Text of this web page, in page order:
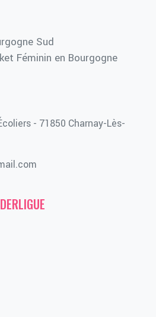
Sud
Féminin en Bourgogne
- 71850 Charnay-Lès-